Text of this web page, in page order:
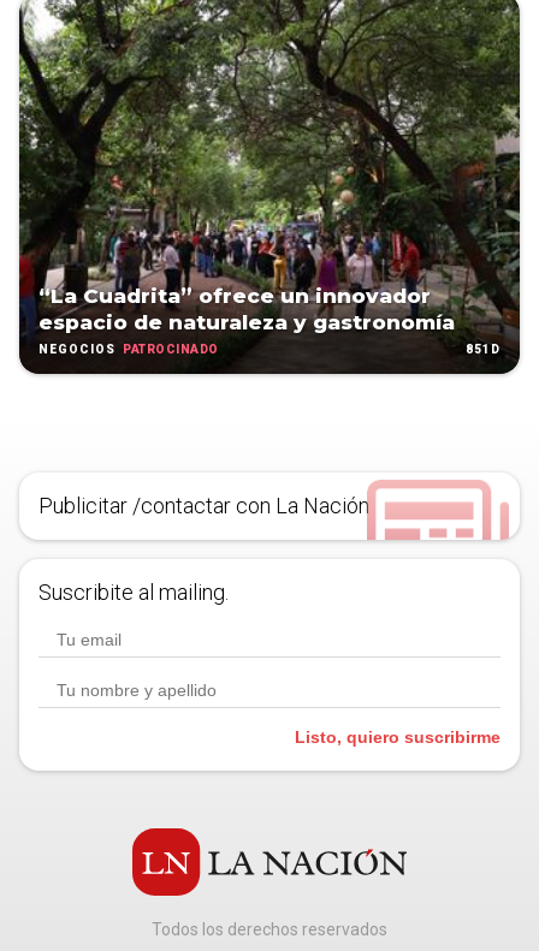
“La Cuadrita” ofrece un innovador
espacio de naturaleza y gastronomía
NEGOCIOS PATROCINADO 851D
Publicitar /contactar con La Nación
Suscribite al mailing.
Listo, quiero suscribirme
Todos los derechos reservados